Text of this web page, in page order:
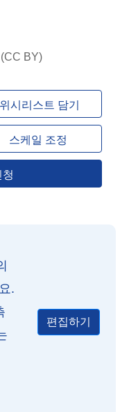
BY)
위시리스트 담기
스케일 조정
.
편집하기